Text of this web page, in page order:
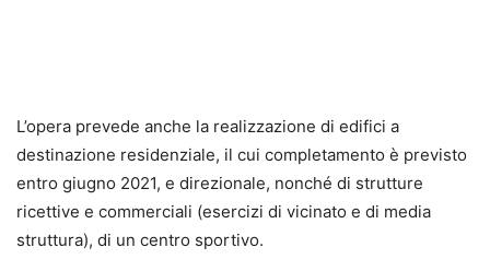
L’opera prevede anche la realizzazione di edifici a
destinazione residenziale, il cui completamento è previsto
entro giugno 2021, e direzionale, nonché di strutture
ricettive e commerciali (esercizi di vicinato e di media
struttura), di un centro sportivo.